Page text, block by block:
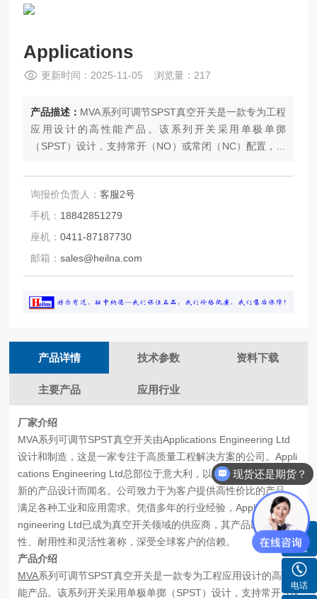
Applications
更新时间：2025-11-05 浏览量：217
产品描述： MVA系列可调节SPST真空开关是一款专为工程
应用设计的高性能产品。该系列开关采用单极单掷
（SPST）设计，支持常开（NO）或常闭（NC）配置，能
压力范围，从100 mbar到900 mbar，为用户提供了广泛的
操作灵活性。
询报价负责人：客服2号
手机： 18842851279
座机：0411-87187730
邮箱：sales@heilna.com
产品详情 技术参数 资料下载
主要产品 应用行业
厂家介绍
MVA系列可调节SPST真空开关由Applications Engineering Ltd
设计和制造，这是一家专注于高质量工程解决方案的公司。Appli
cations Engineering Ltd总部位于意大利，以其的制造工艺和创
新的产品设计而闻名。公司致力于为客户提供高性价比的产品，
满足各种工业和应用需求。凭借多年的行业经验，Applications E
ngineering Ltd已成为真空开关领域的供应商，其产品以可靠
性、耐用性和灵活性著称，深受全球客户的信赖。
产品介绍
MVA系列可调节SPST真空开关是一款专为工程应用设计的高性
能产品。该系列开关采用单极单掷（SPST）设计，支持常开（N
客服
电话
现货还是期货？